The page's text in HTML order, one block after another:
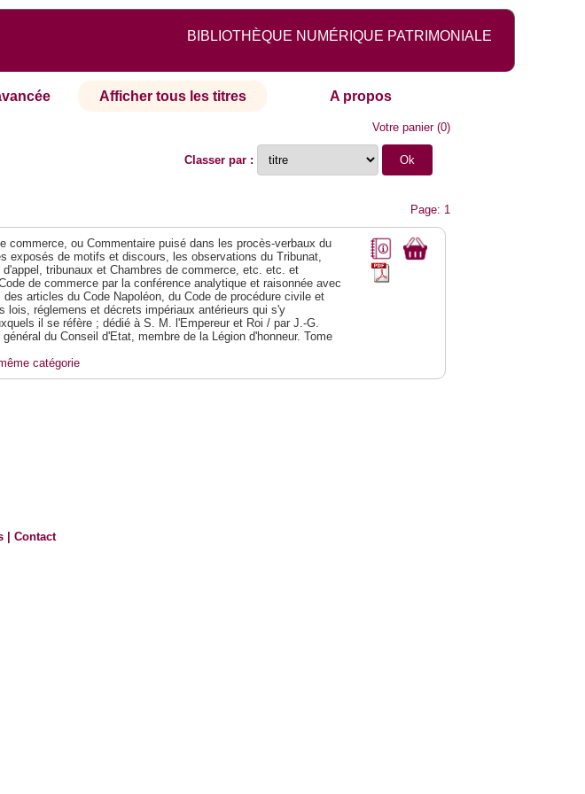
BIBLIOTHÈQUE NUMÉRIQUE PATRIMONIALE
Afficher tous les titres A propos
Votre panier(0)
Classer par :
Page: 1
commerce, ou Commentaire puisé dans les procès-verbaux du
exposés de motifs et discours, les observations du Tribunat,
tribunaux et Chambres de commerce, etc. etc. et
de commerce par la conférence analytique et raisonnée avec
articles du Code Napoléon, du Code de procédure civile et
lois, réglemens et décrets impériaux antérieurs qui s'y
il se réfère ; dédié à S. M. l'Empereur et Roi / par J.-G.
du Conseil d'Etat, membre de la Légion d'honneur. Tome
catégorie
|Contact